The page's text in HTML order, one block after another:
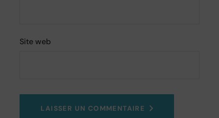
Site web
LAISSER UN COMMENTAIRE